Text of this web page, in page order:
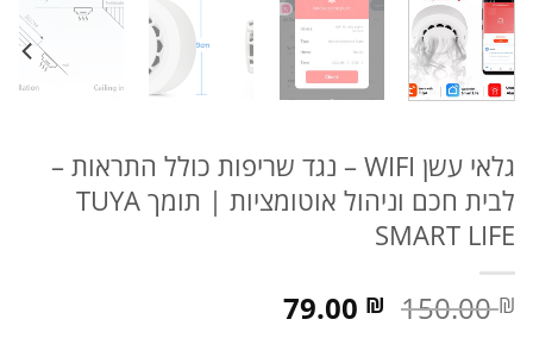
גלאי עשן WIFI – נגד שריפות כולל התראות –
לבית חכם וניהול אוטומציות | תומך TUYA
SMART LIFE
150.00₪ המחיר
79.00 ₪ המחיר